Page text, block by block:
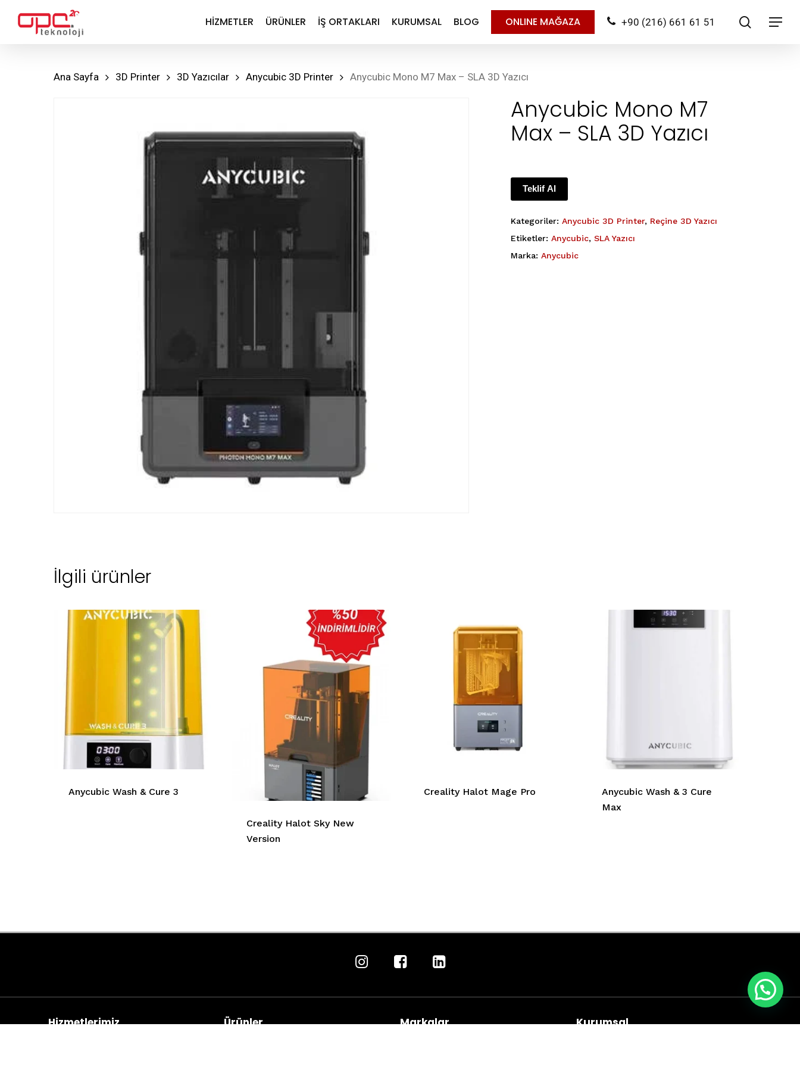
HIZMETLER ÜRÜNLER İŞ ORTAKLARI KURUMSAL BLOG ONLINE MAĞAZA +90 (216) 661 61 51 search
Menu
Ana Sayfa 3D Printer 3D Yazıcılar Anycubic 3D Printer Anycubic Mono M7 Max – SLA 3D Yazıcı
Anycubic Mono M7
Max – SLA 3D Yazıcı
Teklif Al
Kategoriler:Anycubic 3D Printer, Reçine 3D Yazıcı
Etiketler:Anycubic,SLA Yazıcı
Marka:Anycubic
İlgili ürünler
Anycubic Wash & Cure 3
Creality Halot Sky New
Version
Creality Halot Mage Pro
Anycubic Wash & 3 Cure
Max
Hizmetlerimiz Ürünler Markalar Kurumsal